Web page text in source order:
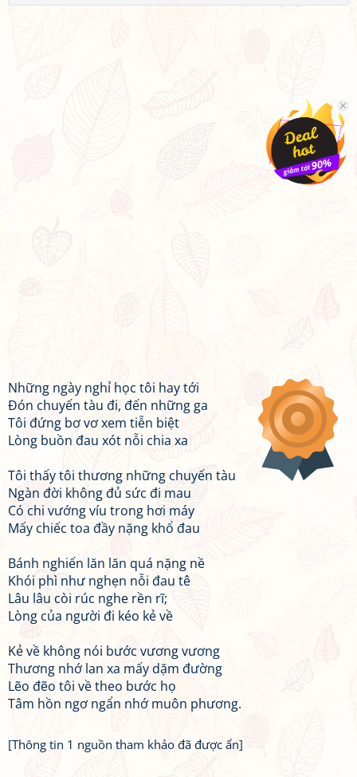
Những ngày nghỉ học tôi hay tới
Đón chuyến tàu đi, đến những ga
Tôi đứng bơ vơ xem tiễn biệt
Lòng buồn đau xót nỗi chia xa
Tôi thấy tôi thương những chuyến tàu
Ngàn đời không đủ sức đi mau
Có chi vướng víu trong hơi máy
Mấy chiếc toa đầy nặng khổ đau
Bánh nghiến lăn lăn quá nặng nề
Khói phì như nghẹn nỗi đau tê
Lâu lâu còi rúc nghe rền rĩ;
Lòng của người đi kéo kẻ về
Kẻ về không nói bước vương vương
Thương nhớ lan xa mấy dặm đường
Lẽo đẽo tôi về theo bước họ
Tâm hồn ngơ ngẩn nhớ muôn phương.
[Thông tin 1 nguồn tham khảo đã được ẩn]